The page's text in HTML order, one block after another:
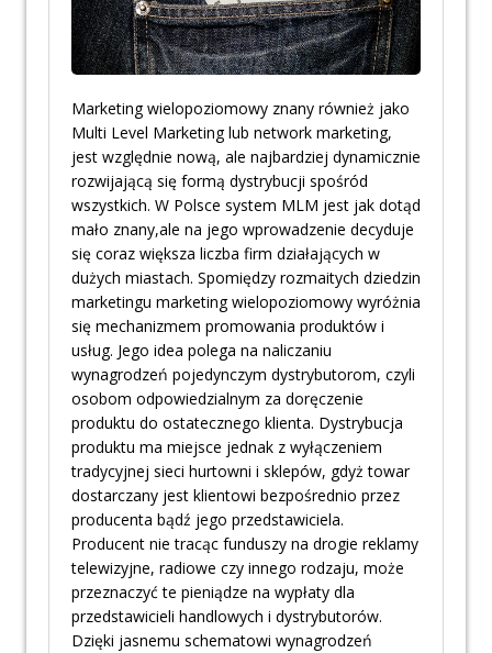
Marketing wielopoziomowy znany również jako
Multi Level Marketing lub network marketing,
jest względnie nową, ale najbardziej dynamicznie
rozwijającą się formą dystrybucji spośród
wszystkich. W Polsce system MLM jest jak dotąd
mało znany,ale na jego wprowadzenie decyduje
się coraz większa liczba firm działających w
dużych miastach. Spomiędzy rozmaitych dziedzin
marketingu marketing wielopoziomowy wyróżnia
się mechanizmem promowania produktów i
usług. Jego idea polega na naliczaniu
wynagrodzeń pojedynczym dystrybutorom, czyli
osobom odpowiedzialnym za doręczenie
produktu do ostatecznego klienta. Dystrybucja
produktu ma miejsce jednak z wyłączeniem
tradycyjnej sieci hurtowni i sklepów, gdyż towar
dostarczany jest klientowi bezpośrednio przez
producenta bądź jego przedstawiciela.
Producent nie tracąc funduszy na drogie reklamy
telewizyjne, radiowe czy innego rodzaju, może
przeznaczyć te pieniądze na wypłaty dla
przedstawicieli handlowych i dystrybutorów.
Dzięki jasnemu schematowi wynagrodzeń